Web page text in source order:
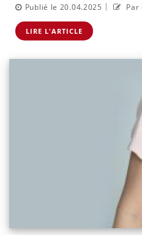
Publié le 20.04.2025 | Par
LIRE L'ARTICLE